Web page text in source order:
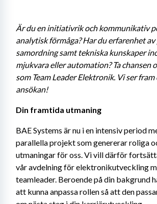
Är du en initiativrik och kommunikativ
analytisk förmåga? Har du erfarenhet
samordning samt tekniska kunskaper
mjukvara eller automation? Ta chansen
som Team Leader Elektronik. Vi ser
ansökan!
Din framtida utmaning
BAE Systems är nu i en intensiv period
parallella projekt som genererar roliga
utmaningar för oss. Vi vill därför
vår avdelning för elektronikutveckling
teamleader. Beroende på din bakgrund
att kunna anpassa rollen så att den